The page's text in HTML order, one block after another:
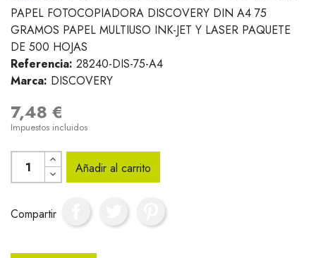
PAPEL FOTOCOPIADORA DISCOVERY DIN A4 75
GRAMOS PAPEL MULTIUSO INK-JET Y LASER PAQUETE
DE 500 HOJAS
Referencia: 28240-DIS-75-A4
Marca: DISCOVERY
7,48 €
Impuestos incluidos
Añadir al carrito
Compartir